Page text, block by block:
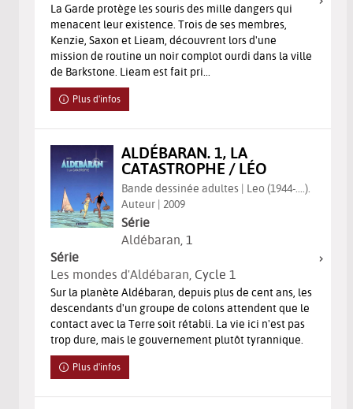
La Garde protège les souris des mille dangers qui
menacent leur existence. Trois de ses membres,
Kenzie, Saxon et Lieam, découvrent lors d'une
mission de routine un noir complot ourdi dans la ville
de Barkstone. Lieam est fait pri...
Plus d'infos
ALDÉBARAN. 1, LA
CATASTROPHE / LÉO
Bande dessinée adultes | Leo (1944-....).
Auteur | 2009
Série
Aldébaran , 1
Série
Les mondes d'Aldébaran , Cycle 1
Sur la planète Aldébaran, depuis plus de cent ans, les
descendants d'un groupe de colons attendent que le
contact avec la Terre soit rétabli. La vie ici n'est pas
trop dure, mais le gouvernement plutôt tyrannique.
Plus d'infos